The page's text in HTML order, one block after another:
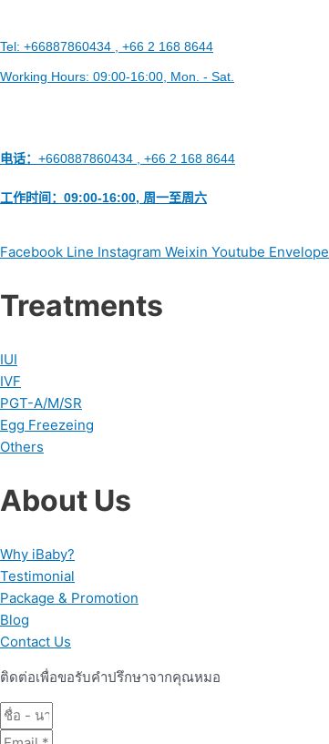
Tel: +66887860434 , +66 2 168 8644
Working Hours: 09:00-16:00 , Mon. - Sat.
电话： +660887860434 , +66 2 168 8644
工作时间： 09:00-16:00, 周一至周六
Facebook Line Instagram Weixin Youtube Envelope
Treatments
IUI
IVF
PGT-A/M/SR
Egg Freezeing
Others
About Us
Why iBaby?
Testimonial
Package & Promotion
Blog
Contact Us
ติดต่อเพื่อขอรับคำปรึกษาจากคุณหมอ